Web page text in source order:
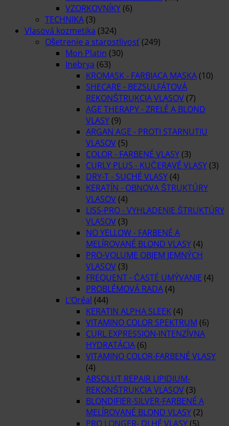
VZORKOVNÍKY (6)
TECHNIKA (3)
Vlasová kozmetika (324)
Ošetrenie a starostlivosť (249)
Mon Platin (30)
Inebrya (63)
KROMASK - FARBIACA MASKA (10)
SHECARE - BEZSULFÁTOVÁ
REKONŠTRUKCIA VLASOV (7)
AGE THERAPY - ZRELÉ A BLOND
VLASY (9)
ARGAN AGE - PROTI STARNUTIU
VLASOV (5)
COLOR - FARBENÉ VLASY (3)
CURLY PLUS - KUČERAVÉ VLASY (3)
DRY-T - SUCHÉ VLASY (4)
KERATÍN - OBNOVA ŠTRUKTÚRY
VLASOV (4)
LISS-PRO - VYHLADENIE ŠTRUKTÚRY
VLASOV (3)
NO YELLOW - FARBENÉ A
MELÍROVANÉ BLOND VLASY (4)
PRO-VOLUME OBJEM JEMNÝCH
VLASOV (3)
FREQUENT - ČASTÉ UMÝVANIE (4)
PROBLÉMOVÁ RADA (4)
L’Oréal (44)
KERATIN ALPHA SLEEK (4)
VITAMINO COLOR SPEKTRUM (6)
CURL EXPRESSION-INTENZÍVNA
HYDRATÁCIA (6)
VITAMINO COLOR-FARBENÉ VLASY
(4)
ABSOLUT REPAIR LIPIDIUM-
REKONŠTRUKCIA VLASOV (3)
BLONDIFIER-SILVER-FARBENÉ A
MELÍROVANÉ BLOND VLASY (2)
PRO LONGER- DLHÉ VLASY (5)